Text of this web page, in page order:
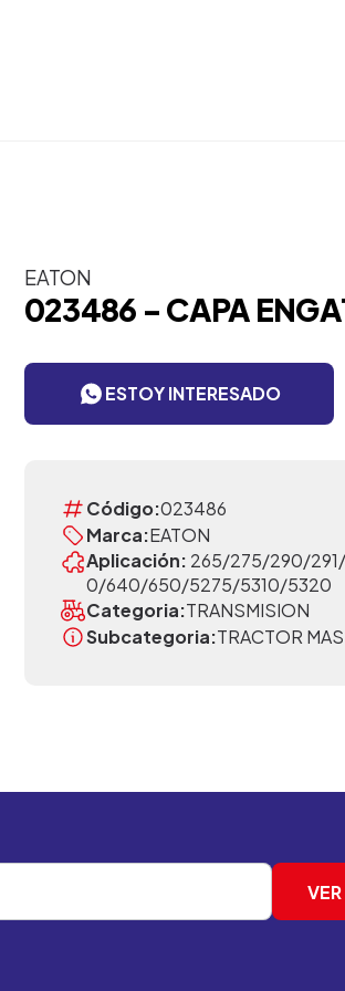
EATON
023486 - CAPA
ESTOY INTERESADO
Código:023486
Marca:EATON
Aplicación: 265/275/290/
0/640/650/5275/5310/5320
Categoria:TRANSMISION
Subcategoria:TRACTOR